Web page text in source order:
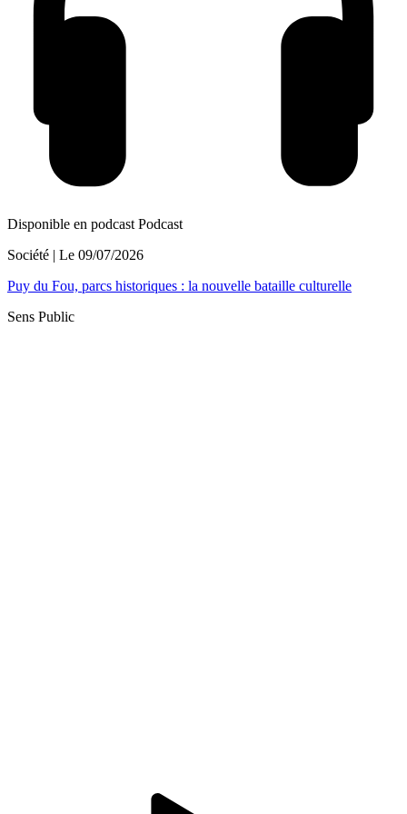
Disponible en podcast Podcast
Société | Le 09/07/2026
Puy du Fou, parcs historiques : la nouvelle bataille culturelle
Sens Public